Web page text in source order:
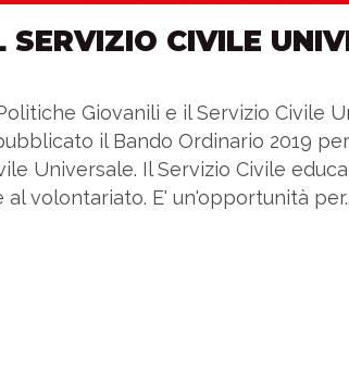
SERVIZIO CIVILE
Giovanili e il Servizio Civile
il Bando Ordinario 2019
Universale. Il Servizio Civile
volontariato. E' un'opportunità